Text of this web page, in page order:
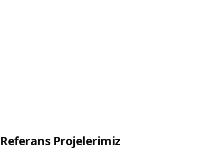
Referans Projelerimiz